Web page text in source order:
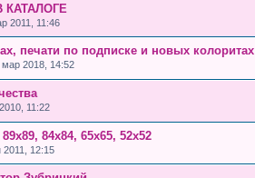
2011, 11:46
печати по подписке и новых колоритах
мар 2018, 14:52
11:22
84х84, 65х65, 52х52
2011, 12:15